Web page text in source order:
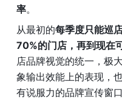
率。
从最初的每季度只能巡
70%的门店，再到现在
店品牌视觉的统一，极
象输出效能上的表现，
有说服力的品牌宣传窗